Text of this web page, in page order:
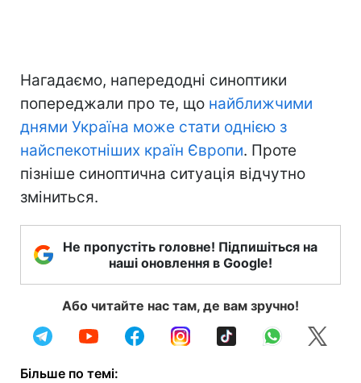
Нагадаємо, напередодні синоптики
попереджали про те, що найближчими
днями Україна може стати однією з
найспекотніших країн Європи. Проте
пізніше синоптична ситуація відчутно
зміниться.
Не пропустіть головне! Підпишіться на
наші оновлення в Google!
Або читайте нас там, де вам зручно!
Більше по темі: